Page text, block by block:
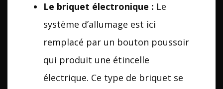
Le briquet électronique : Le
système d’allumage est ici
remplacé par un bouton poussoir
qui produit une étincelle
électrique. Ce type de briquet se